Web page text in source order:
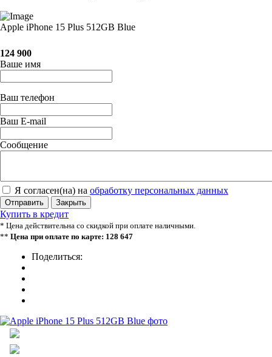
Apple iPhone 15 Plus 512GB Blue
124 900
Ваше имя
Ваш телефон
Ваш E-mail
Сообщение
Я согласен(на) на обработку персональных данных
Отправить Закрыть
Купить в кредит
* Цена действительна со скидкой при оплате наличными.
** Цена при оплате по карте: 128 647
Поделиться: